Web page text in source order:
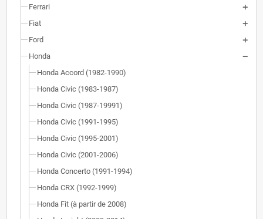
Ferrari
Fiat
Ford
Honda
Honda Accord (1982-1990)
Honda Civic (1983-1987)
Honda Civic (1987-19991)
Honda Civic (1991-1995)
Honda Civic (1995-2001)
Honda Civic (2001-2006)
Honda Concerto (1991-1994)
Honda CRX (1992-1999)
Honda Fit (à partir de 2008)